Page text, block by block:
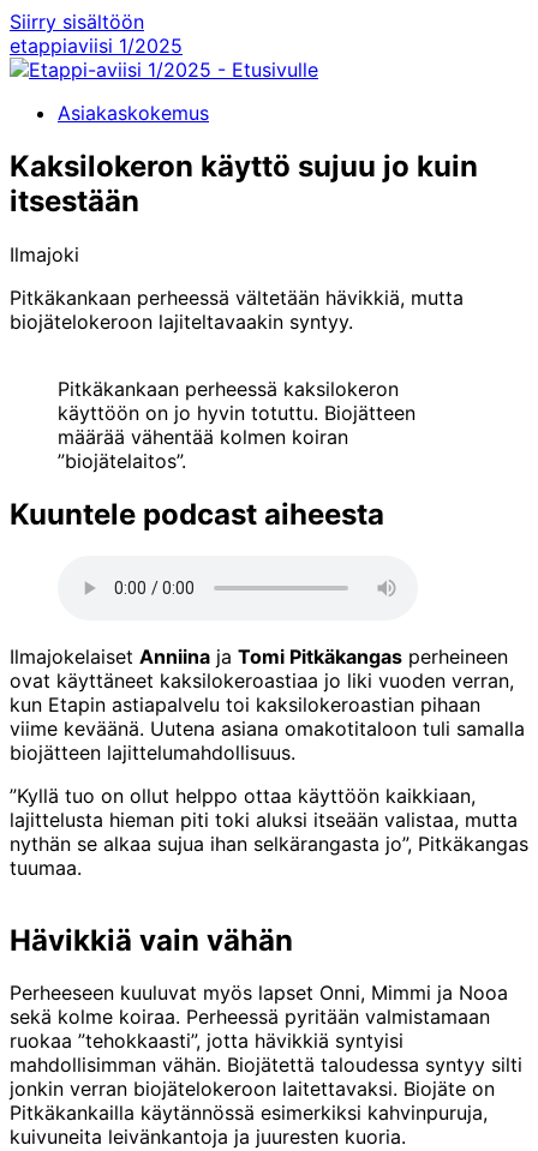
Siirry sisältöön
etappiaviisi 1/2025
Asiakaskokemus
Kaksilokeron käyttö sujuu jo kuin
itsestään
Ilmajoki
Pitkäkankaan perheessä vältetään hävikkiä, mutta
biojätelokeroon lajiteltavaakin syntyy.
Pitkäkankaan perheessä kaksilokeron
käyttöön on jo hyvin totuttu. Biojätteen
määrää vähentää kolmen koiran
”biojätelaitos”.
Kuuntele podcast aiheesta
Ilmajokelaiset Anniina ja Tomi Pitkäkangas perheineen
ovat käyttäneet kaksilokeroastiaa jo liki vuoden verran,
kun Etapin astiapalvelu toi kaksilokeroastian pihaan
viime keväänä. Uutena asiana omakotitaloon tuli samalla
biojätteen lajittelumahdollisuus.
”Kyllä tuo on ollut helppo ottaa käyttöön kaikkiaan,
lajittelusta hieman piti toki aluksi itseään valistaa, mutta
nythän se alkaa sujua ihan selkärangasta jo”, Pitkäkangas
tuumaa.
Hävikkiä vain vähän
Perheeseen kuuluvat myös lapset Onni, Mimmi ja Nooa
sekä kolme koiraa. Perheessä pyritään valmistamaan
ruokaa ”tehokkaasti”, jotta hävikkiä syntyisi
mahdollisimman vähän. Biojätettä taloudessa syntyy silti
jonkin verran biojätelokeroon laitettavaksi. Biojäte on
Pitkäkankailla käytännössä esimerkiksi kahvinpuruja,
kuivuneita leivänkantoja ja juuresten kuoria.